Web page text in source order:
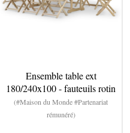
Ensemble table ext
180/240x100 - fauteuils rotin
(#Maison du Monde #Partenariat
rémunéré)